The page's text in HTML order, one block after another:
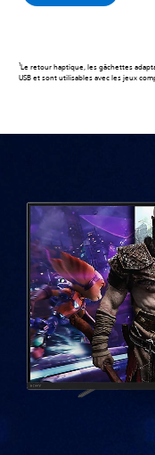
1Le retour haptique, les gâchettes
USB et sont utilisables avec les jeux